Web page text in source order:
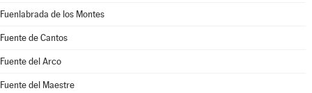
Fuenlabrada de los Montes
Fuente de Cantos
Fuente del Arco
Fuente del Maestre